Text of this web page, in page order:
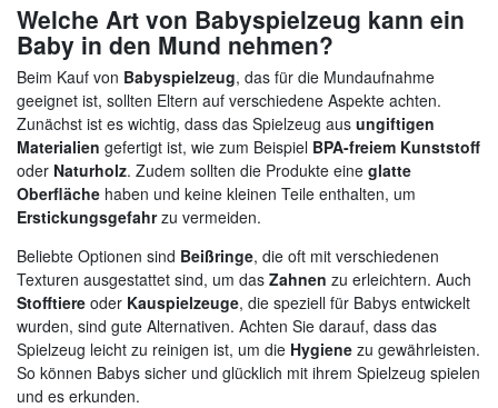
Welche Art von Babyspielzeug kann ein
Baby in den Mund nehmen?
Beim Kauf von Babyspielzeug, das für die Mundaufnahme
geeignet ist, sollten Eltern auf verschiedene Aspekte achten.
Zunächst ist es wichtig, dass das Spielzeug aus ungiftigen
Materialien gefertigt ist, wie zum Beispiel BPA-freiem Kunststoff
oder Naturholz. Zudem sollten die Produkte eine glatte
Oberfläche haben und keine kleinen Teile enthalten, um
Erstickungsgefahrzu vermeiden.
Beliebte Optionen sind Beißringe, die oft mit verschiedenen
Texturen ausgestattet sind, um das Zahnen zu erleichtern. Auch
Stofftiere oder Kauspielzeuge, die speziell für Babys entwickelt
wurden, sind gute Alternativen. Achten Sie darauf, dass das
Spielzeug leicht zu reinigen ist, um die Hygiene zu gewährleisten.
So können Babys sicher und glücklich mit ihrem Spielzeug spielen
und es erkunden.